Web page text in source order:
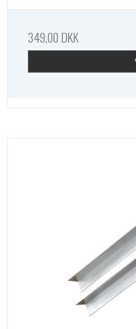
349,00 DKK